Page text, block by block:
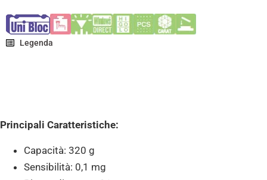
Legenda
Principali Caratteristiche:
Capacità: 320 g
Sensibilità: 0,1 mg